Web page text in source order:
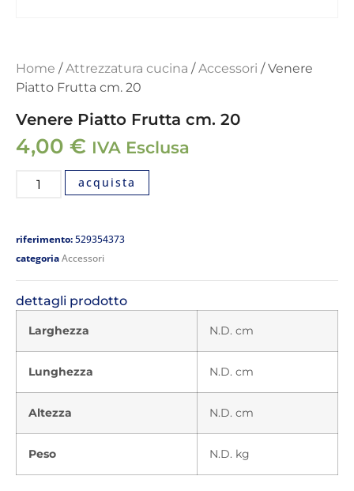
Home /Attrezzatura cucina /Accessori / Venere
Piatto Frutta cm. 20
Venere Piatto Frutta cm. 20
4,00 € IVA Esclusa
acquista
riferimento:529354373
categoriaAccessori
dettagli prodotto
Larghezza N.D. cm
Lunghezza N.D. cm
Altezza N.D. cm
Peso N.D. kg